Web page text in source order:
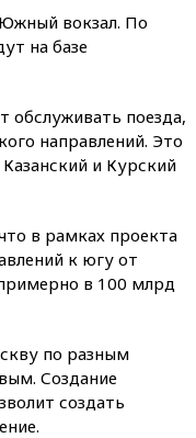
вокзал. По
на базе
поезда,
направлений. Это
и Курский
в рамках проекта
к югу от
в 100 млрд
по разным
Создание
создать